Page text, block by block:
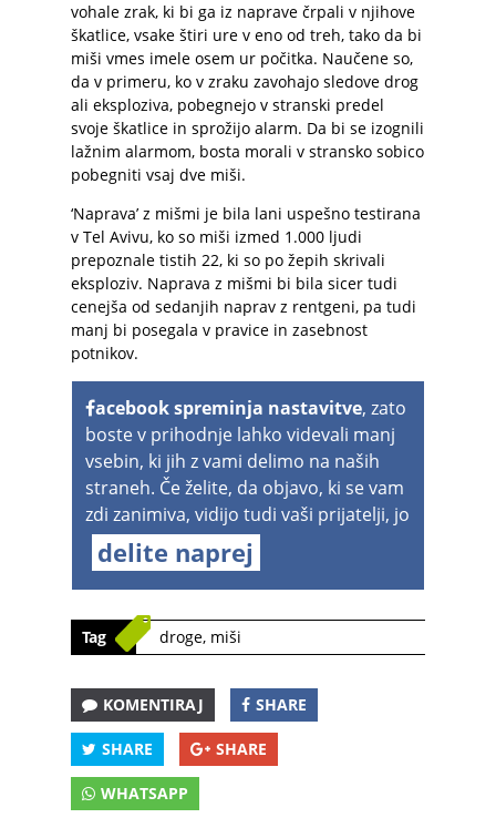
vohale zrak, ki bi ga iz naprave črpali v njihove
škatlice, vsake štiri ure v eno od treh, tako da bi
miši vmes imele osem ur počitka. Naučene so,
da v primeru, ko v zraku zavohajo sledove drog
ali eksploziva, pobegnejo v stranski predel
svoje škatlice in sprožijo alarm. Da bi se izognili
lažnim alarmom, bosta morali v stransko sobico
pobegniti vsaj dve miši.
‘Naprava’ z mišmi je bila lani uspešno testirana
v Tel Avivu, ko so miši izmed 1.000 ljudi
prepoznale tistih 22, ki so po žepih skrivali
eksploziv. Naprava z mišmi bi bila sicer tudi
cenejša od sedanjih naprav z rentgeni, pa tudi
manj bi posegala v pravice in zasebnost
potnikov.
acebook spreminja nastavitve, zato
boste v prihodnje lahko videvali manj
vsebin, ki jih z vami delimo na naših
straneh. Če želite, da objavo, ki se vam
zdi zanimiva, vidijo tudi vaši prijatelji, jo
delite naprej
Tag droge, miši
KOMENTIRAJ SHARE
SHARE SHARE
WHATSAPP